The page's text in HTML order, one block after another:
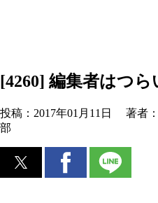
[4260] 編集者はつら
投稿： 2017年01月11日 著者：
部